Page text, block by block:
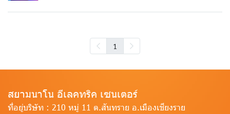
1
สยามนาโน อีเลคทริค เซนเตอร์
ที่อยู่บริษัท : 210 หมู่ 11 ต.สันทราย อ.เมืองเชียงราย